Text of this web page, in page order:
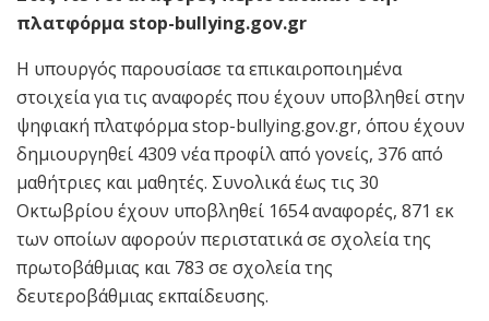
πλατφόρμα stop-bullying.gov.gr
Η υπουργός παρουσίασε τα επικαιροποιημένα
στοιχεία για τις αναφορές που έχουν υποβληθεί στην
ψηφιακή πλατφόρμα stop-bullying.gov.gr, όπου έχουν
δημιουργηθεί 4309 νέα προφίλ από γονείς, 376 από
μαθήτριες και μαθητές. Συνολικά έως τις 30
Οκτωβρίου έχουν υποβληθεί 1654 αναφορές, 871 εκ
των οποίων αφορούν περιστατικά σε σχολεία της
πρωτοβάθμιας και 783 σε σχολεία της
δευτεροβάθμιας εκπαίδευσης.